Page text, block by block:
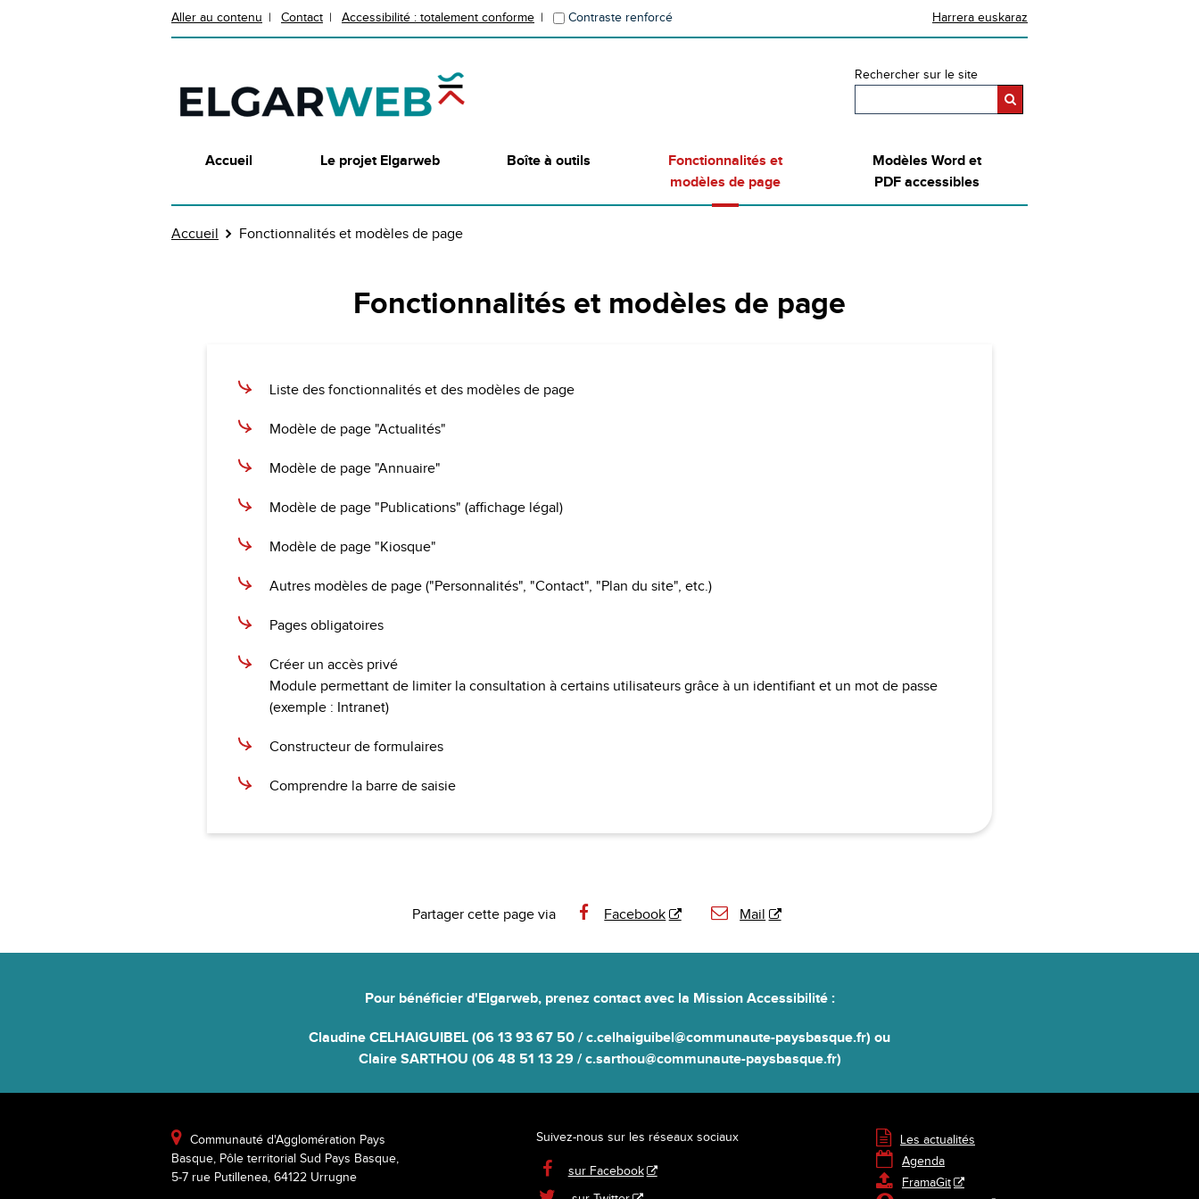
Aller au contenu Contact Accessibilité : totalement conforme Contraste renforcé Harrera euskaraz
Rechercher sur le site
Accueil Le projet Elgarweb Boîte à outils
Fonctionnalités et
modèles de page
Modèles Word et
PDF accessibles
Accueil Fonctionnalités et modèles de page
Fonctionnalités et modèles de page
Liste des fonctionnalités et des modèles de page
Modèle de page "Actualités"
Modèle de page "Annuaire"
Modèle de page "Publications" (affichage légal)
Modèle de page "Kiosque"
Autres modèles de page ("Personnalités", "Contact", "Plan du site", etc.)
Pages obligatoires
Créer un accès privé
Module permettant de limiter la consultation à certains utilisateurs grâce à un identifiant et un mot de passe
(exemple : Intranet)
Constructeur de formulaires
Comprendre la barre de saisie
Partager cette page via Facebook Mail
Pour bénéficier d'Elgarweb, prenez contact avec la Mission Accessibilité :
Claudine CELHAIGUIBEL (06 13 93 67 50 / c.celhaiguibel@communaute-paysbasque.fr) ou
Claire SARTHOU (06 48 51 13 29 / c.sarthou@communaute-paysbasque.fr)

Communauté d'Agglomération Pays
Basque, Pôle territorial Sud Pays Basque,
5-7 rue Putillenea, 64122 Urrugne
Suivez-nous sur les réseaux sociaux
 sur Facebook
 Les actualités
 Agenda
 FramaGit